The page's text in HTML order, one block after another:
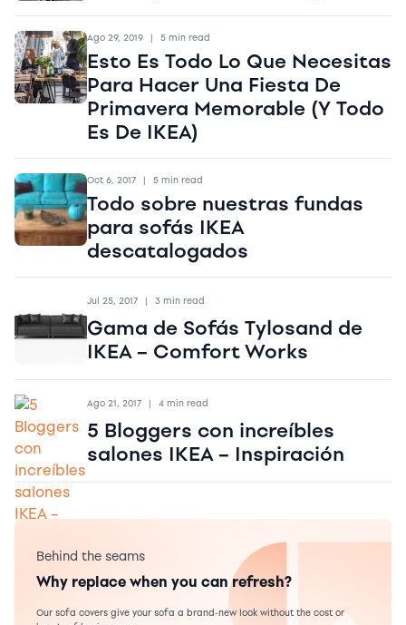
Ago 29, 2019 | 5 min read
Esto Es Todo Lo Que Necesitas
Para Hacer Una Fiesta De
Primavera Memorable (Y Todo
Es De IKEA)
Oct 6, 2017 | 5 min read
Todo sobre nuestras fundas
para sofás IKEA
descatalogados
Jul 25, 2017 | 3 min read
Gama de Sofás Tylosand de
IKEA – Comfort Works
Ago 21, 2017 | 4 min read
5 Bloggers con increíbles
salones IKEA – Inspiración
Behind the seams
Why replace when you can refresh?
Our sofa covers give your sofa a brand-new look without the cost or